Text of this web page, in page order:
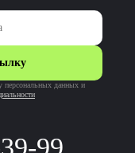
99
персональных данных и